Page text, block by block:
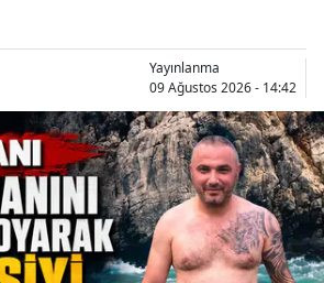
Yayınlanma
09 Ağustos 2026 - 14:42